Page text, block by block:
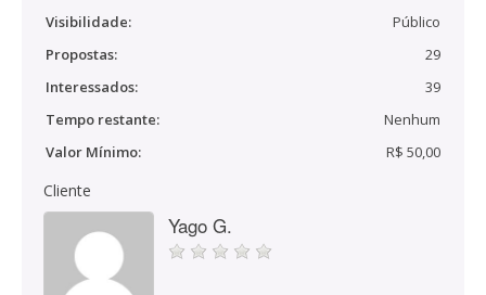
Visibilidade:
Público
Propostas:
29
Interessados:
39
Tempo restante:
Nenhum
Valor Mínimo:
R$ 50,00
Cliente
Yago G.